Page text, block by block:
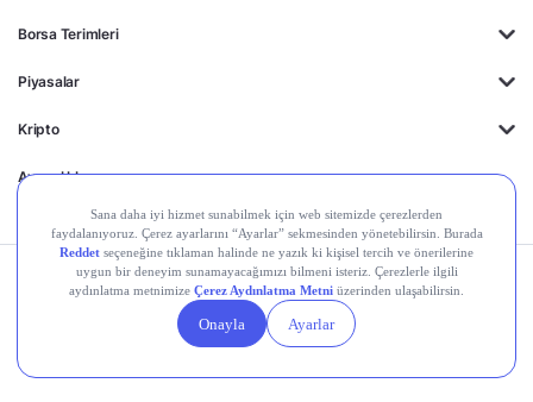
Borsa Terimleri
Piyasalar
Kripto
Ayrıcalıklar
Kişisel Verilerin
Gizlilik
Politikası
Yasal
Duyurular
Çerez